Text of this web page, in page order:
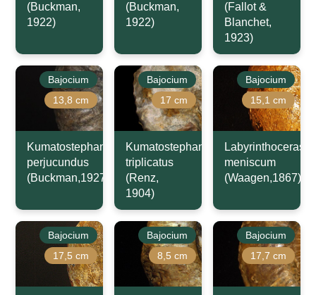
(Buckman,
1922)
(Buckman,
1922)
(Fallot &
Blanchet,
1923)
Bajocium
13,8 cm
Kumatostephanus
perjucundus
(Buckman,1927)
Bajocium
17 cm
Kumatostephanus
triplicatus
(Renz,
1904)
Bajocium
15,1 cm
Labyrinthoceras
meniscum
(Waagen,1867)
Bajocium
17,5 cm
Bajocium
8,5 cm
Bajocium
17,7 cm